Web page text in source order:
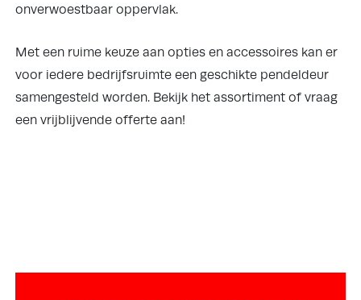
onverwoestbaar oppervlak.
Met een ruime keuze aan opties en accessoires kan er
voor iedere bedrijfsruimte een geschikte pendeldeur
samengesteld worden. Bekijk het assortiment of vraag
een vrijblijvende offerte aan!